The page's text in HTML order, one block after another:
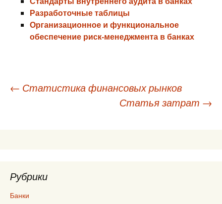
Разработочные таблицы
Организационное и функциональное
обеспечение риск-менеджмента в банках
Навигация
← Статистика финансовых рынков
Статья затрат →
Рубрики
Банки